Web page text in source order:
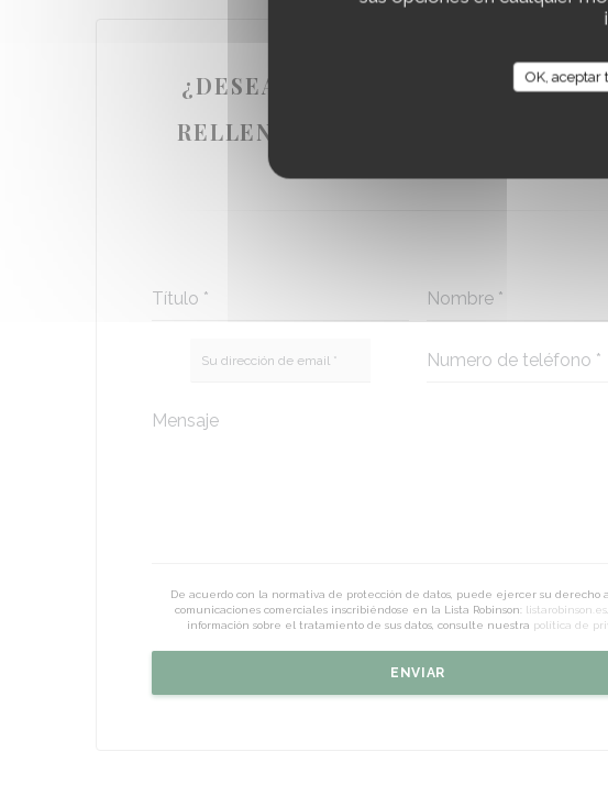
OK, aceptar
¿DESEA PONERSE EN CONTACTO
RELLENE EL SIGUIENTE
De acuerdo con la normativa de protección de datos, puede ejercer su derecho
comunicaciones comerciales inscribiéndose en la Lista Robinson: listarobinson.es
información sobre el tratamiento de sus datos, consulte nuestra política de